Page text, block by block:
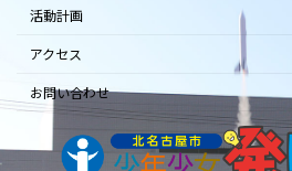
活動計画
アクセス
お問い合わせ